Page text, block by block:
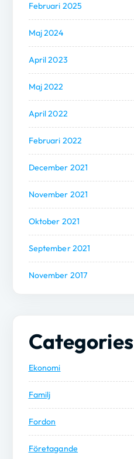
Februari 2025
Maj 2024
April 2023
Maj 2022
April 2022
Februari 2022
December 2021
November 2021
Oktober 2021
September 2021
November 2017
Categories
Ekonomi
Familj
Fordon
Företagande